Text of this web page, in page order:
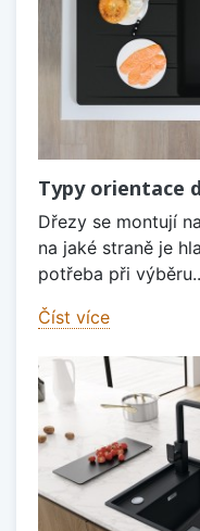
Typy orientace
Dřezy se montují
na jaké straně je
potřeba při
Číst více